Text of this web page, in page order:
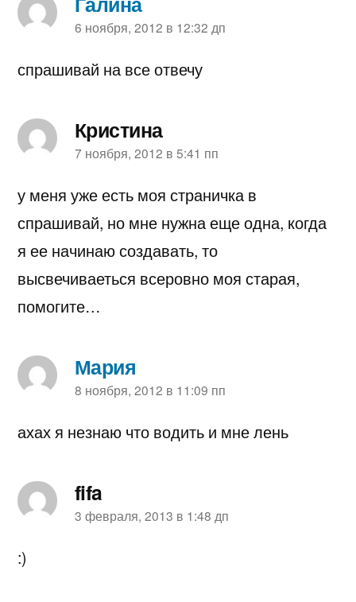
пишет:
6 ноября, 2012 в 12:32 дп
спрашивай на все отвечу
Кристина
пишет:
7 ноября, 2012 в 5:41 пп
у меня уже есть моя страничка в
спрашивай, но мне нужна еще одна, когда
я ее начинаю создавать, то
высвечиваеться всеровно моя старая,
помогите…
Мария
пишет:
8 ноября, 2012 в 11:09 пп
ахах я незнаю что водить и мне лень
fifa
пишет:
3 февраля, 2013 в 1:48 дп
:)